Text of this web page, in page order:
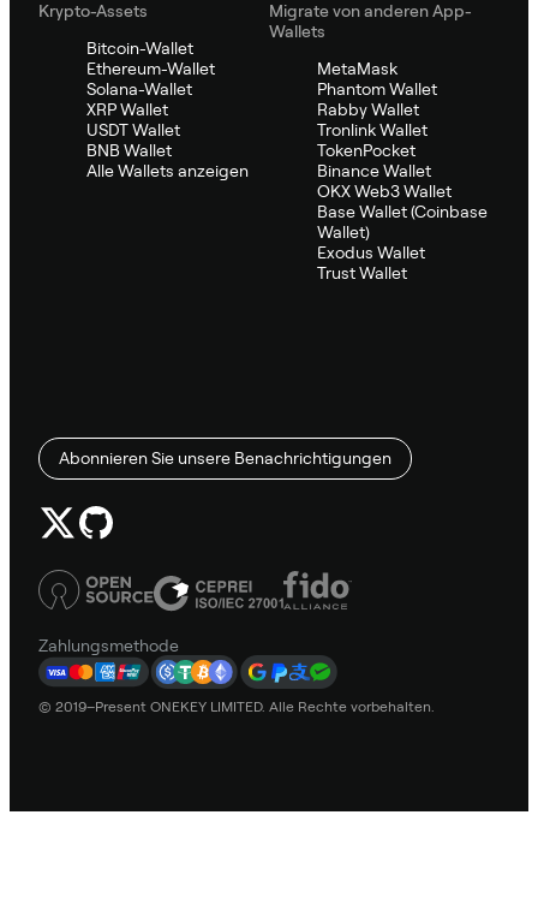
Krypto-Assets
Bitcoin-Wallet
Ethereum-Wallet
Solana-Wallet
XRP Wallet
USDT Wallet
BNB Wallet
Alle Wallets anzeigen
Migrate von anderen App-
Wallets
MetaMask
Phantom Wallet
Rabby Wallet
Tronlink Wallet
TokenPocket
Binance Wallet
OKX Web3 Wallet
Base Wallet (Coinbase
Wallet)
Exodus Wallet
Trust Wallet
Abonnieren Sie unsere Benachrichtigungen
Zahlungsmethode
© 2019–Present ONEKEY LIMITED. Alle Rechte vorbehalten.